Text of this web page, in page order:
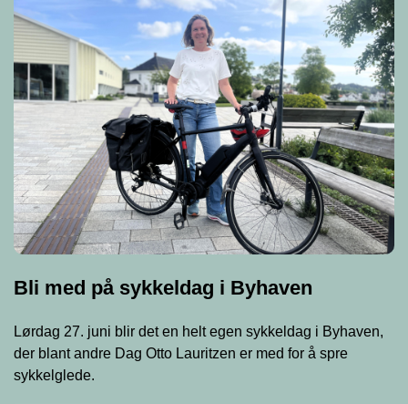
Bli med på sykkeldag i Byhaven
Lørdag 27. juni blir det en helt egen sykkeldag i Byhaven,
der blant andre Dag Otto Lauritzen er med for å spre
sykkelglede.